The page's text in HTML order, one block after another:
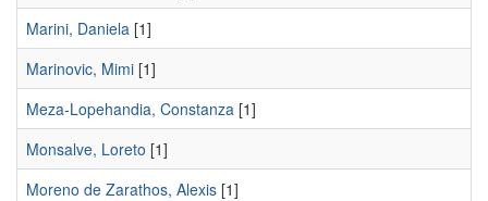
Marini, Daniela [1]
Marinovic, Mimi [1]
Meza-Lopehandia, Constanza [1]
Monsalve, Loreto [1]
Moreno de Zarathos, Alexis [1]